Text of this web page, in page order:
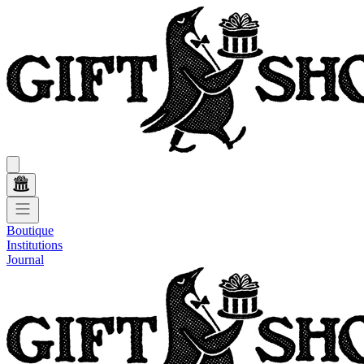
Boutique
Institutions
Journal